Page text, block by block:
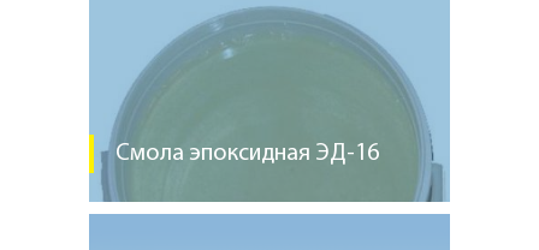
Смола эпоксидная ЭД-16